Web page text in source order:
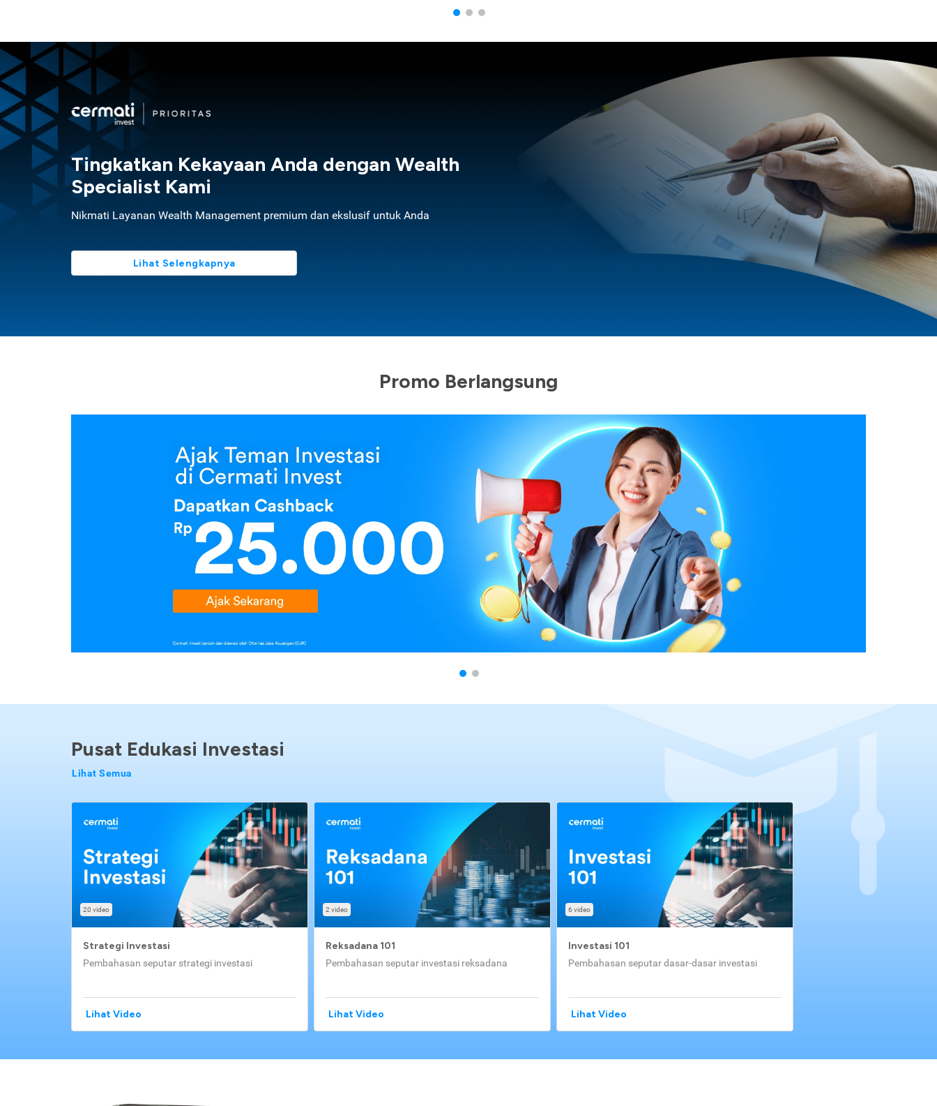
Tingkatkan Kekayaan Anda dengan Wealth
Specialist Kami
Nikmati Layanan Wealth Management premium dan ekslusif untuk Anda
Lihat Selengkapnya
Promo Berlangsung
Pusat Edukasi Investasi
Lihat Semua
20 video
Strategi Investasi
Pembahasan seputar strategi investasi
Lihat Video
2 video
Reksadana 101
Pembahasan seputar investasi reksadana
Lihat Video
6 video
Investasi 101
Pembahasan seputar dasar-dasar investasi
Lihat Video